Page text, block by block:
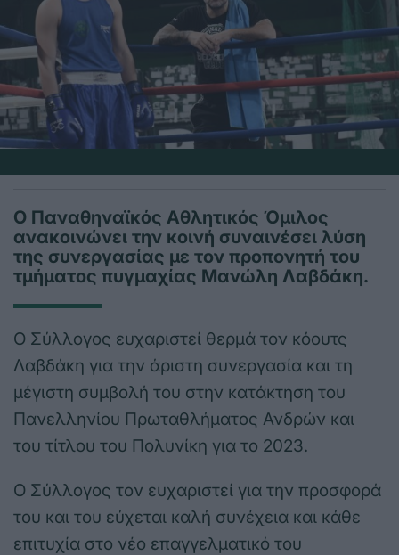
Ο Παναθηναϊκός Αθλητικός Όμιλος
ανακοινώνει την κοινή συναινέσει λύση
της συνεργασίας με τον προπονητή του
τμήματος πυγμαχίας Μανώλη Λαβδάκη.
Ο Σύλλογος ευχαριστεί θερμά τον κόουτς
Λαβδάκη για την άριστη συνεργασία και τη
μέγιστη συμβολή του στην κατάκτηση του
Πανελληνίου Πρωταθλήματος Ανδρών και
του τίτλου του Πολυνίκη για το 2023.
Ο Σύλλογος τον ευχαριστεί για την προσφορά
του και του εύχεται καλή συνέχεια και κάθε
επιτυχία στο νέο επαγγελματικό του